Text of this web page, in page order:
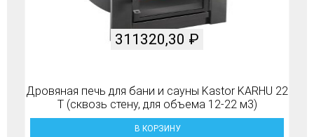
Дровяная печь для бани и сауны Kastor KARHU 22
T (сквозь стену, для объема 12-22 м3)
311320,30 ₽
В КОРЗИНУ